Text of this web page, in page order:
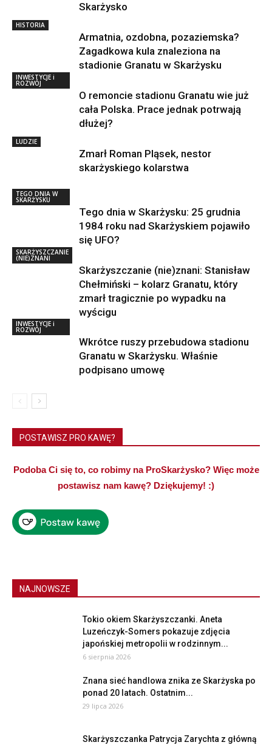
Skarżysko
HISTORIA
Armatnia, ozdobna, pozaziemska?
Zagadkowa kula znaleziona na
stadionie Granatu w Skarżysku
INWESTYCJE i
ROZWÓJ
O remoncie stadionu Granatu wie już
cała Polska. Prace jednak potrwają
dłużej?
LUDZIE
Zmarł Roman Pląsek, nestor
skarżyskiego kolarstwa
TEGO DNIA W
SKARŻYSKU
Tego dnia w Skarżysku: 25 grudnia
1984 roku nad Skarżyskiem pojawiło
się UFO?
SKARŻYSZCZANIE
(NIE)ZNANI
Skarżyszczanie (nie)znani: Stanisław
Chełmiński – kolarz Granatu, który
zmarł tragicznie po wypadku na
wyścigu
INWESTYCJE i
ROZWÓJ
Wkrótce ruszy przebudowa stadionu
Granatu w Skarżysku. Właśnie
podpisano umowę
POSTAWISZ PRO KAWĘ?
Podoba Ci się to, co robimy na ProSkarżysko? Więc może
postawisz nam kawę? Dziękujemy! :)
NAJNOWSZE
Tokio okiem Skarżyszczanki. Aneta
Luzeńczyk-Somers pokazuje zdjęcia
japońskiej metropolii w rodzinnym...
6 sierpnia 2026
Znana sieć handlowa znika ze Skarżyska po
ponad 20 latach. Ostatnim...
29 lipca 2026
Skarżyszczanka Patrycja Zarychta z główną